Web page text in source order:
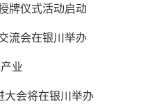
牌仪式活动启动
流会在银川举办
业
大会将在银川举办